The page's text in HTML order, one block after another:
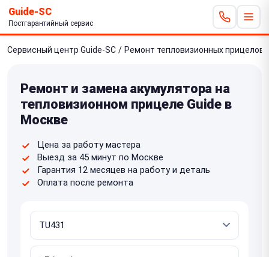
Guide-SC
Постгарантийный сервис
Сервисный центр Guide-SC / Ремонт тепловизионных прицелов
Ремонт и замена акумулятора на
тепловизионном прицеле Guide в
Москве
Цена за работу мастера
Выезд за 45 минут по Москве
Гарантия 12 месяцев на работу и деталь
Оплата после ремонта